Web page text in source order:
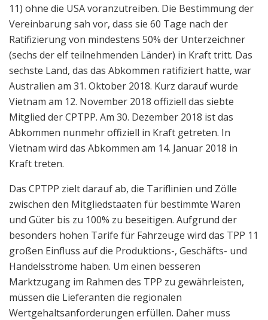
11) ohne die USA voranzutreiben. Die Bestimmung der
Vereinbarung sah vor, dass sie 60 Tage nach der
Ratifizierung von mindestens 50% der Unterzeichner
(sechs der elf teilnehmenden Länder) in Kraft tritt. Das
sechste Land, das das Abkommen ratifiziert hatte, war
Australien am 31. Oktober 2018. Kurz darauf wurde
Vietnam am 12. November 2018 offiziell das siebte
Mitglied der CPTPP. Am 30. Dezember 2018 ist das
Abkommen nunmehr offiziell in Kraft getreten. In
Vietnam wird das Abkommen am 14. Januar 2018 in
Kraft treten.
Das CPTPP zielt darauf ab, die Tariflinien und Zölle
zwischen den Mitgliedstaaten für bestimmte Waren
und Güter bis zu 100% zu beseitigen. Aufgrund der
besonders hohen Tarife für Fahrzeuge wird das TPP 11
großen Einfluss auf die Produktions-, Geschäfts- und
Handelsströme haben. Um einen besseren
Marktzugang im Rahmen des TPP zu gewährleisten,
müssen die Lieferanten die regionalen
Wertgehaltsanforderungen erfüllen. Daher muss